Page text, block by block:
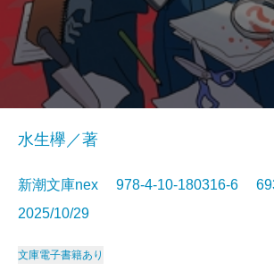
水生欅／著
新潮文庫nex 978-4-10-180316-6
2025/10/29
文庫電子書籍あり